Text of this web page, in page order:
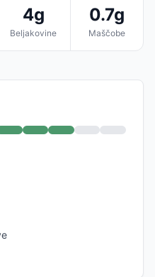
4g
Beljakovine
0.7g
Maščobe